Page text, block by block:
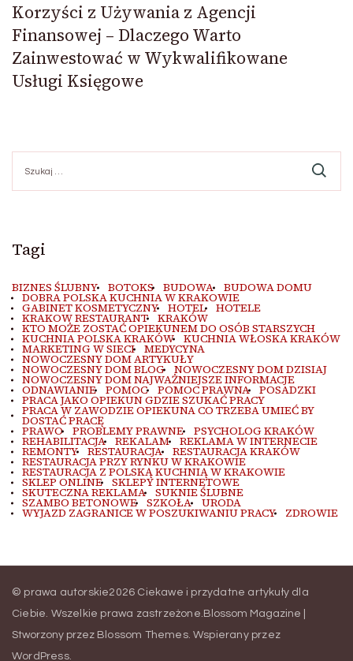
Korzyści z Używania z Agencji
Finansowej – Dlaczego Warto
Zainwestować w Wykwalifikowane
Usługi Księgowe
Tagi
BIZNES ŚLUBNY BOTOKS BUDOWA BUDOWA DOMU
DOBRA POLSKA KUCHNIA W KRAKOWIE
GABINET KOSMETYCZNY HOTEL HOTELE
KRAKOW RESTAURANT KRAKÓW
KTO MOŻE ZOSTAĆ OPIEKUNEM DO OSÓB STARSZYCH
KUCHNIA POLSKA KRAKÓW KUCHNIA WŁOSKA KRAKÓW
MARKETING W SIECI MEDYCYNA
NOWOCZESNY DOM ARTYKUŁY
NOWOCZESNY DOM BLOG NOWOCZESNY DOM DZISIAJ
NOWOCZESNY DOM NAJWAŻNIEJSZE INFORMACJE
ODNAWIANIE POMOC POMOC PRAWNA POSADZKI
PRACA JAKO OPIEKUN GDZIE SZUKAĆ PRACY
PRACA W ZAWODZIE OPIEKUNA CO TRZEBA UMIEĆ BY
DOSTAĆ PRACĘ
PRAWO PROBLEMY PRAWNE PSYCHOLOG KRAKÓW
REHABILITACJA REKALAM REKLAMA W INTERNECIE
REMONTY RESTAURACJA RESTAURACJA KRAKÓW
RESTAURACJA PRZY RYNKU W KRAKOWIE
RESTAURACJA Z POLSKĄ KUCHNIĄ W KRAKOWIE
SKLEP ONLINE SKLEPY INTERNETOWE
SKUTECZNA REKLAMA SUKNIE ŚLUBNE
SZAMBO BETONOWE SZKOŁA URODA
WYJAZD ZAGRANICE W POSZUKIWANIU PRACY ZDROWIE
© prawa autorskie2026 Ciekawe i przydatne artykuły dla
Ciebie. Wszelkie prawa zastrzeżone. Blossom Magazine |
Stworzony przez Blossom Themes. Wspierany przez
WordPress.